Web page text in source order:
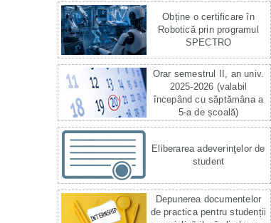
Obține o certificare în
Robotică prin programul
SPECTRO
Orar semestrul II, an univ.
2025-2026 (valabil
începând cu săptămâna a
5-a de școală)
Eliberarea adeverinţelor de
student
Depunerea documentelor
de practica pentru studenții